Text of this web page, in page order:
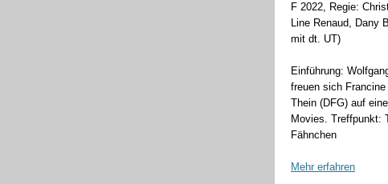
F 2022, Regie:
Line Renaud, Dany
mit dt. UT)
Einführung:
freuen sich
Thein (DFG) auf
Movies. Treffpunkt:
Fähnchen
Mehr erfahren